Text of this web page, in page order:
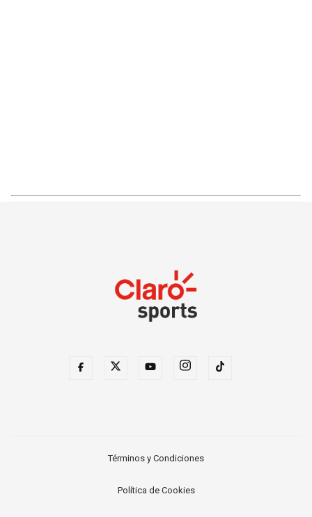
Términos y Condiciones
Política de Cookies